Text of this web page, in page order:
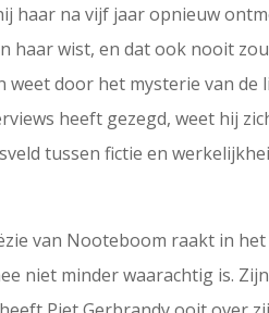
haar na vijf jaar opnieuw
haar wist, en dat ook nooit
door het mysterie van
heeft gezegd, weet hij
tussen fictie en
van Nooteboom raakt in
niet minder waarachtig is.